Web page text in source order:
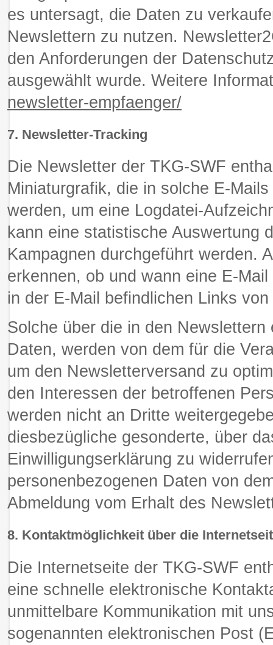
es untersagt, die Daten zu
Newslettern zu nutzen.
den Anforderungen der
ausgewählt wurde. Weitere
newsletter-empfaenger/
7. Newsletter-Tracking
Die Newsletter der TKG-SWF
Miniaturgrafik, die in solche E-
werden, um eine Logdatei-
kann eine statistische Auswertung
Kampagnen durchgeführt werden.
erkennen, ob und wann eine E-
in der E-Mail befindlichen Links
Solche über die in den
Daten, werden von dem für die
um den Newsletterversand zu
den Interessen der betroffenen
werden nicht an Dritte
diesbezügliche gesonderte, über
Einwilligungserklärung zu
personenbezogenen Daten von
Abmeldung vom Erhalt des
8. Kontaktmöglichkeit über die
Die Internetseite der TKG-SWF
eine schnelle elektronische
unmittelbare Kommunikation mit
sogenannten elektronischen Post